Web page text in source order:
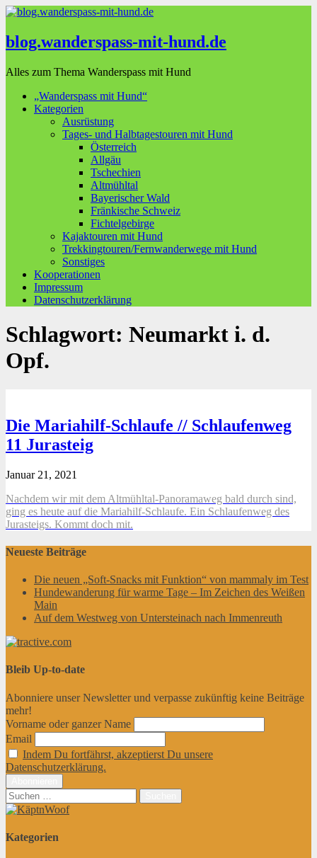
blog.wanderspass-mit-hund.de
Alles zum Thema Wanderspass mit Hund
„Wanderspass mit Hund“
Kategorien
Ausrüstung
Tages- und Halbtagestouren mit Hund
Österreich
Allgäu
Tschechien
Altmühltal
Bayerischer Wald
Fränkische Schweiz
Fichtelgebirge
Kajaktouren mit Hund
Trekkingtouren/Fernwanderwege mit Hund
Sonstiges
Kooperationen
Impressum
Datenschutzerklärung
Schlagwort: Neumarkt i. d.
Opf.
Die Mariahilf-Schlaufe // Schlaufenweg
11 Jurasteig
Januar 21, 2021
Nachdem wir mit dem Altmühltal-Panoramaweg bald durch sind,
ging es heute auf die Mariahilf-Schlaufe. Ein Schlaufenweg des
Jurasteigs. Kommt doch mit.
Neueste Beiträge
Die neuen „Soft-Snacks mit Funktion“ von mammaly im Test
Hundewanderung für warme Tage – Im Zeichen des Weißen
Main
Auf dem Westweg von Untersteinach nach Immenreuth
Bleib Up-to-date
Abonniere unser Newsletter und verpasse zukünftig keine Beiträge
mehr!
Vorname oder ganzer Name
Email
Indem Du fortfährst, akzeptierst Du unsere
Datenschutzerklärung.
Suchen
nach:
Kategorien